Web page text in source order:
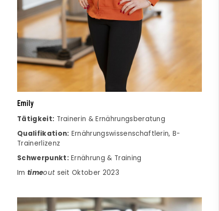
Emily
Tätigkeit: Trainerin & Ernährungsberatung
Qualifikation: Ernährungswissenschaftlerin, B-
Trainerlizenz
Schwerpunkt:Ernährung & Training
Im timeout seit Oktober 2023